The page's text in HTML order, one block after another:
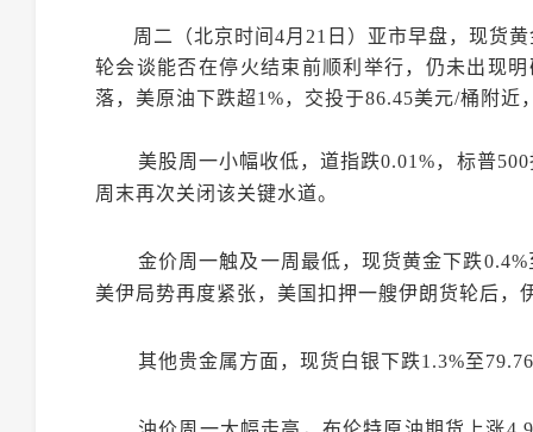
周二（北京时间4月21日）亚市早盘，现货
轮会谈能否在停火结束前顺利举行，仍未出现
落，美原油下跌超1%，交投于86.45美元/桶附近
美股周一小幅收低，道指跌0.01%，标普
周末再次关闭该关键水道。
金价周一触及一周最低，现货黄金下跌
美伊局势再度紧张，美国扣押一艘伊朗货轮后
其他贵金属方面，现货白银下跌1.3%至